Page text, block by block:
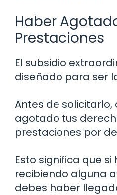
Haber
Prestaciones
El subsidio
diseñado para ser
Antes de
agotado tus
prestaciones por
Esto significa que
recibiendo alguna
debes haber